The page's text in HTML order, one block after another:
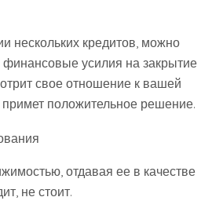
нескольких кредитов, можно
финансовые усилия на закрытие
свое отношение к вашей
положительное решение.
отдавая ее в качестве
не стоит.